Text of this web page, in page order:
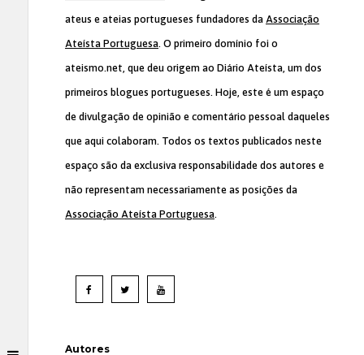
ateus e ateias portugueses fundadores da Associação
Ateísta Portuguesa. O primeiro domínio foi o
ateismo.net, que deu origem ao Diário Ateísta, um dos
primeiros blogues portugueses. Hoje, este é um espaço
de divulgação de opinião e comentário pessoal daqueles
que aqui colaboram. Todos os textos publicados neste
espaço são da exclusiva responsabilidade dos autores e
não representam necessariamente as posições da
Associação Ateísta Portuguesa.
Autores